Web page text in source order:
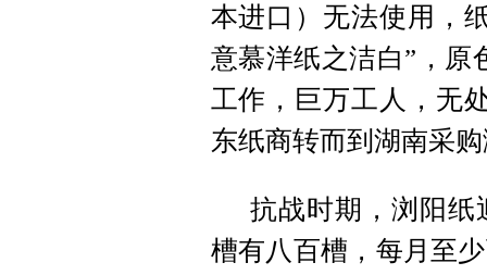
本进口）无法使用，
意慕洋纸之洁白”，原
工作，巨万工人，无
东纸商转而到湖南采
抗战时期，浏阳纸
槽有八百槽，每月至